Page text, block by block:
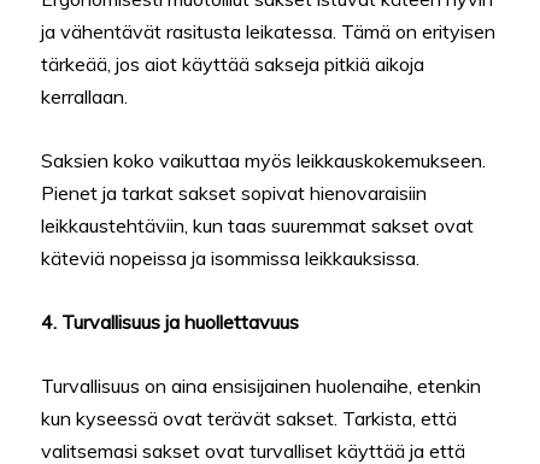
ja vähentävät rasitusta leikatessa. Tämä on erityisen
tärkeää, jos aiot käyttää sakseja pitkiä aikoja
kerrallaan.
Saksien koko vaikuttaa myös leikkauskokemukseen.
Pienet ja tarkat sakset sopivat hienovaraisiin
leikkaustehtäviin, kun taas suuremmat sakset ovat
käteviä nopeissa ja isommissa leikkauksissa.
4. Turvallisuus ja huollettavuus
Turvallisuus on aina ensisijainen huolenaihe, etenkin
kun kyseessä ovat terävät sakset. Tarkista, että
valitsemasi sakset ovat turvalliset käyttää ja että